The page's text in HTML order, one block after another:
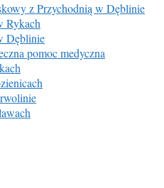
z Przychodnią w Dęblinie
Rykach
Dęblinie
pomoc medyczna